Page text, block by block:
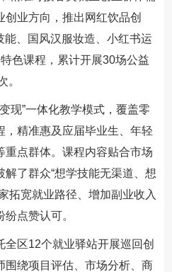
业方向，推出网红饮品创
、国风汉服妆造、小红书运
色课程，累计开展30场公益
。
现”一体化教学模式，覆盖零
，精准惠及应届毕业生、年轻
重点群体。课程内容贴合市场
了群众“想学技能无渠道、想
拓宽就业路径、增加副业收入
点赞认可。
全区12个就业驿站开展巡回创
围绕项目评估、市场分析、商